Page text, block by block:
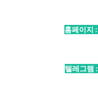
홈페이지 :
텔레그램 :